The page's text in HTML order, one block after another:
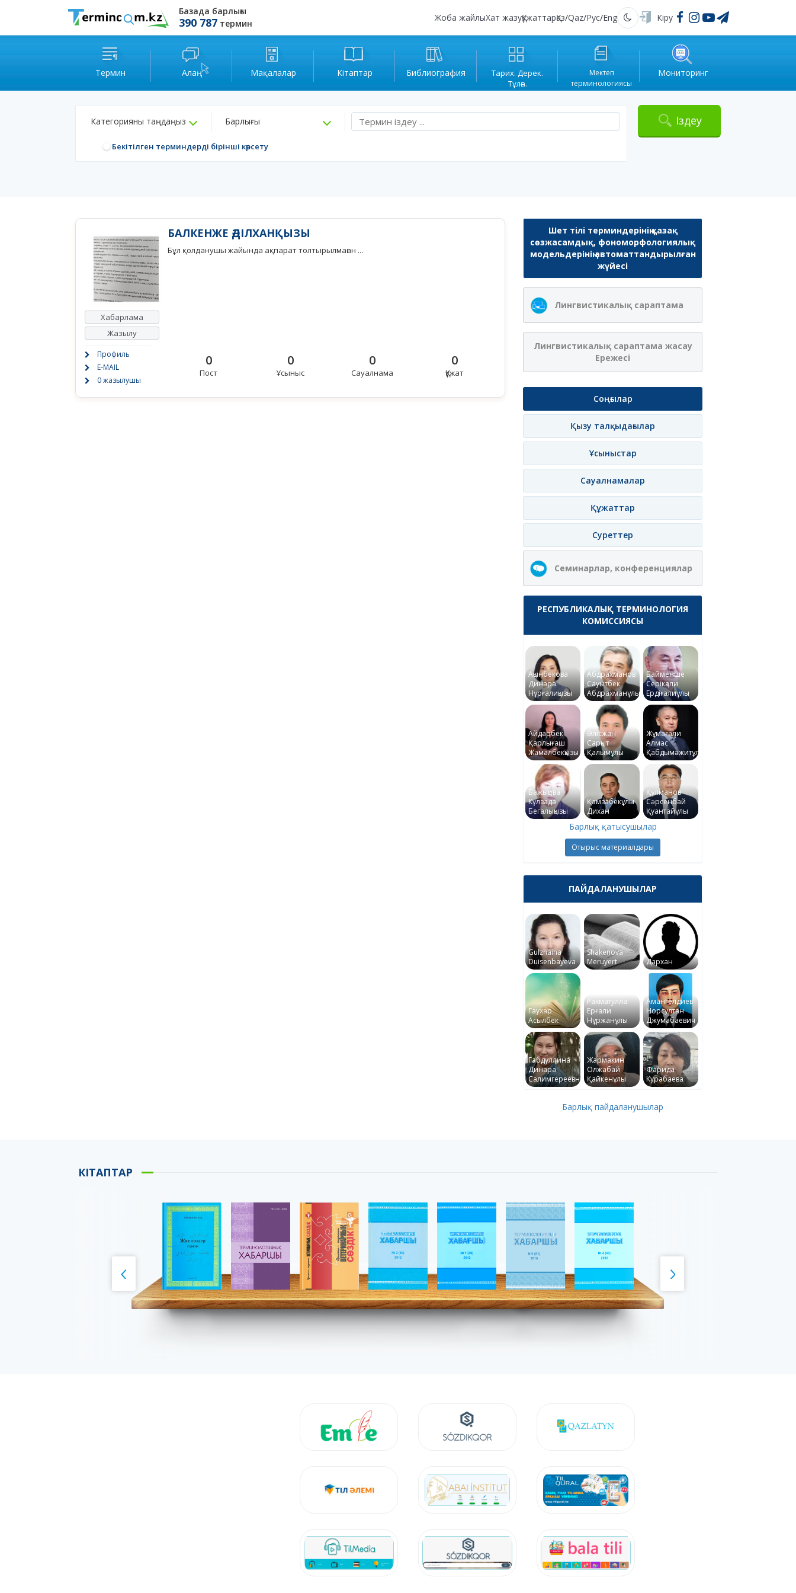
Базада барлығы
390 787 термин
Жоба жайлыХат жазуҚұжаттарҚаз/Qaz/Рус/Eng Қараңғы Кіру
Термин Алаң Мақалалар Кітаптар Библиография
Тарих. Дерек.
Тұлға.
Мектеп
терминологиясы
Мониторинг
Категорияны таңдаңыз Барлығы
Бекітілген терминдерді бірінші көрсету
Іздеу
Хабарлама
Жазылу
Профиль
E-MAIL
0 жазылушы
БАЛКЕНЖЕ ӘДІЛХАНҚЫЗЫ
Бұл қолданушы жайында ақпарат толтырылмаған ...
0
Пост
0
Ұсыныс
0
Сауалнама
0
Құжат
Шет тілі терминдерінің қазақ
сөзжасамдық, фономорфологиялық
модельдерінің автоматтандырылған
жүйесі
Лингвистикалық сараптама
Лингвистикалық сараптама жасау
Ережесі
Соңғылар
Қызу талқыдағылар
Ұсыныстар
Сауалнамалар
Құжаттар
Суреттер
Семинарлар, конференциялар
РЕСПУБЛИКАЛЫҚ ТЕРМИНОЛОГИЯ
КОМИССИЯСЫ
Ақынбекова
Динара
Нұрғалиқызы
Абдрахманов
Сауытбек
Абдрахманұлы
Байменше
Серікқали
Ердіғалиұлы
Айдарбек
Қарлығаш
Жамалбекқызы
Әлісжан
Сарқыт
Қалымұлы
Жұмағали
Алмас
Қабдымәжитұлы
Бажықова
Күлзада
Бегалықызы
Қамзабекұлы
Дихан
Құлманов
Сәрсенбай
Қуантайұлы
Барлық қатысушылар
Отырыс материалдары
ПАЙДАЛАНУШЫЛАР
Gulzhaina
Duisenbayeva
Shakenova
Meruyert
Дархан
Гаухар
Асылбек
Рахматулла
Ерғали
Нұржанұлы
Амангелдиев
Норсултан
Джумабаевич
Габдуллина
Динара
Салимгереевна
Жармакин
Олжабай
Қайкенұлы
Фарида
Курабаева
Барлық пайдаланушылар
КІТАПТАР